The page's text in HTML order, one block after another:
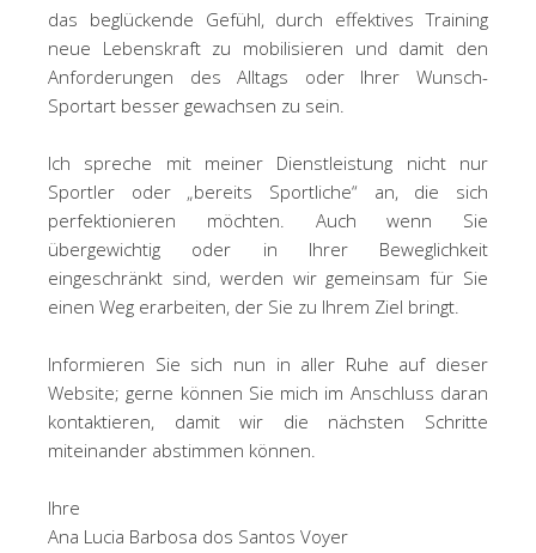
das beglückende Gefühl, durch effektives Training
neue Lebenskraft zu mobilisieren und damit den
Anforderungen des Alltags oder Ihrer Wunsch-
Sportart besser gewachsen zu sein.
Ich spreche mit meiner Dienstleistung nicht nur
Sportler oder „bereits Sportliche“ an, die sich
perfektionieren möchten. Auch wenn Sie
übergewichtig oder in Ihrer Beweglichkeit
eingeschränkt sind, werden wir gemeinsam für Sie
einen Weg erarbeiten, der Sie zu Ihrem Ziel bringt.
Informieren Sie sich nun in aller Ruhe auf dieser
Website; gerne können Sie mich im Anschluss daran
kontaktieren, damit wir die nächsten Schritte
miteinander abstimmen können.
Ihre
Ana Lucia Barbosa dos Santos Voyer